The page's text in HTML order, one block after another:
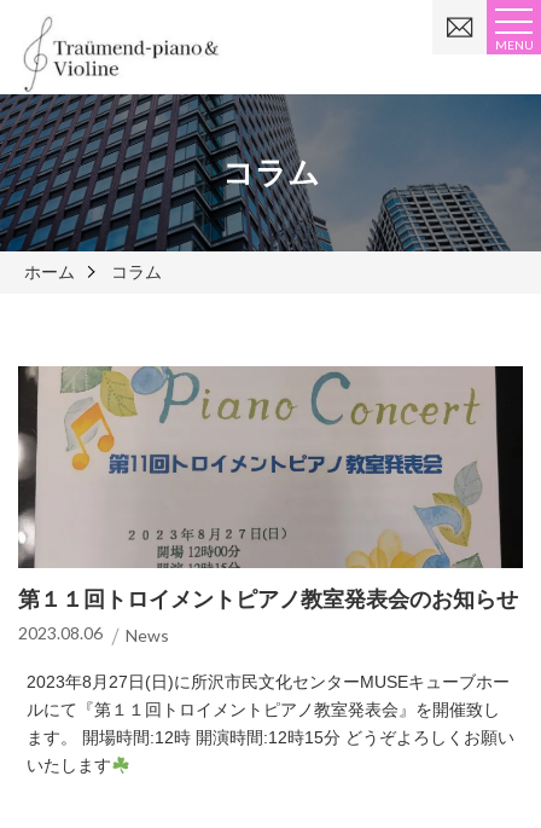
MENU
い
わ
コラム
ホーム コラム
第１１回トロイメントピアノ教室発表会のお知らせ
2023.08.06 News
2023年8月27日(日)に所沢市民文化センターMUSEキューブホー
ルにて『第１１回トロイメントピアノ教室発表会』を開催致し
ます。 開場時間:12時 開演時間:12時15分 どうぞよろしくお願い
いたします